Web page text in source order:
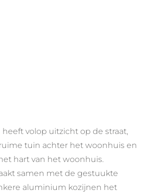
volop uitzicht op de straat,
tuin achter het woonhuis en
hart van het woonhuis.
samen met de gestuukte
aluminium kozijnen het